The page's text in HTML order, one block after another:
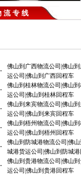
流 专 线
·
佛山到广西物流公司|佛山
运公司|佛山到广西回程车
·
佛山到桂林物流公司|佛山
运公司|佛山到桂林回程车
·
佛山到来宾物流公司|佛山
运公司|佛山到来宾回程车
·
佛山到梧州物流公司|佛山
运公司|佛山到梧州回程车
·
佛山到防城港物流公司|佛
城港货运公司|佛山到防城
·
佛山到贵港物流公司|佛山
运公司|佛山到贵港回程车